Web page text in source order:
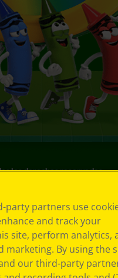
los derechos reservados.
party partners use
and track your
site, perform analytics,
marketing. By using the
our third-party